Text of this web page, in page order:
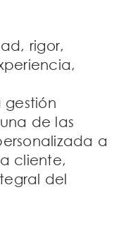
rigor,
gestión
de las
a
cliente,
del